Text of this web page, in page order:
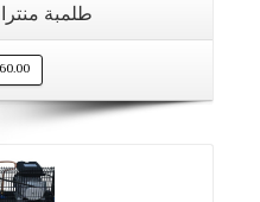
طلمبة منترا رفع